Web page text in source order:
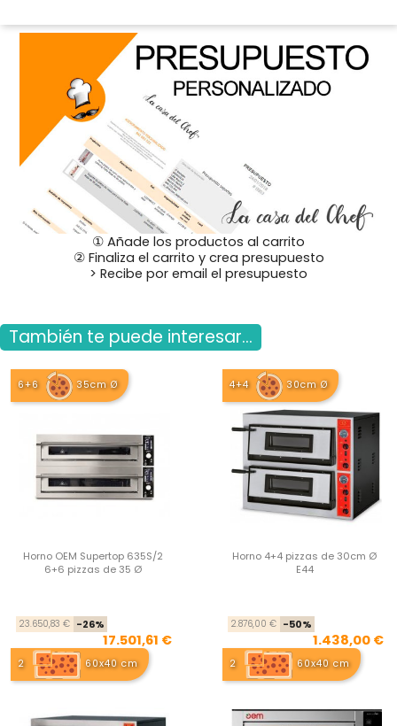
① Añade los productos al carrito
② Finaliza el carrito y crea presupuesto
> Recibe por email el presupuesto
También te puede interesar...
6+6 35cm Ø
Horno OEM Supertop 635S/2
6+6 pizzas de 35 Ø
Precio base
23.650,83 € -26%
17.501,61 €
4+4 30cm Ø
Horno 4+4 pizzas de 30cm Ø
E44
2.876,00 € -50%
1.438,00 €
2 60x40 cm 2 60x40 cm